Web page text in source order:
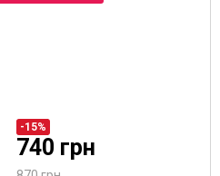
-15%
740 грн